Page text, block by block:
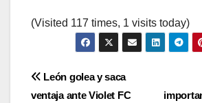
(Visited 117 times, 1 visits today)
Navegación
León golea y saca
ventaja ante Violet FC